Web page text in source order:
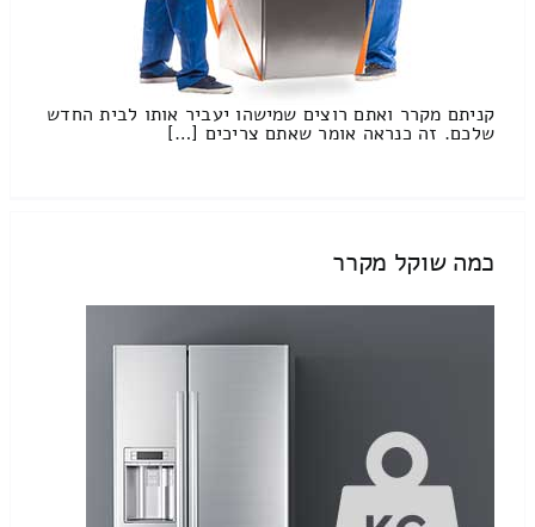
קניתם מקרר ואתם רוצים שמישהו יעביר אותו לבית החדש
שלכם. זה כנראה אומר שאתם צריכים […]
כמה שוקל מקרר